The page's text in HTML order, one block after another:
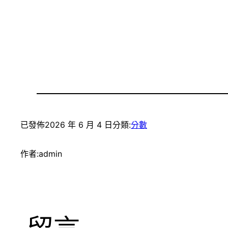
已發佈2026 年 6 月 4 日分類:分數
作者:admin